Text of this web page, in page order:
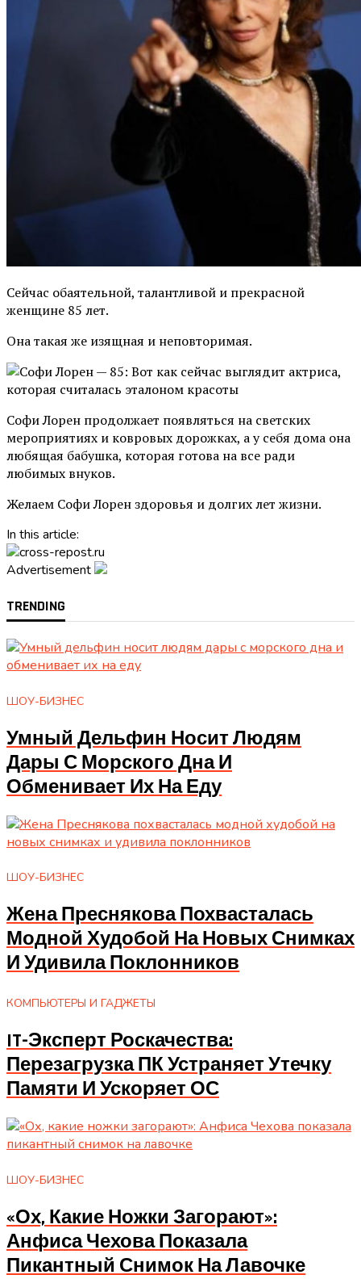
Сейчас обаятельной, талантливой и прекрасной
женщине 85 лет.
Она такая же изящная и неповторимая.
Софи Лорен продолжает появляться на светских
мероприятиях и ковровых дорожках, а у себя дома она
любящая бабушка, которая готова на все ради
любимых внуков.
Желаем Софи Лорен здоровья и долгих лет жизни.
In this article:
Advertisement
TRENDING
ШОУ-БИЗНЕС
Умный Дельфин Носит Людям
Дары С Морского Дна И
Обменивает Их На Еду
ШОУ-БИЗНЕС
Жена Преснякова Похвасталась
Модной Худобой На Новых Снимках
И Удивила Поклонников
КОМПЬЮТЕРЫ И ГАДЖЕТЫ
IT-Эксперт Роскачества:
Перезагрузка ПК Устраняет Утечку
Памяти И Ускоряет ОС
ШОУ-БИЗНЕС
«Ох, Какие Ножки Загорают»:
Анфиса Чехова Показала
Пикантный Снимок На Лавочке